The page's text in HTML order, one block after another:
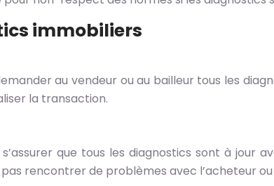
immobiliers
au vendeur ou au bailleur tous les
la transaction.
que tous les diagnostics sont à jour
rencontrer de problèmes avec l’acheteur